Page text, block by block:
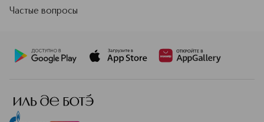
Частые вопросы